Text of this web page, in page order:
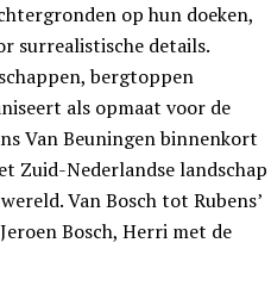
op hun doeken,
surrealistische details.
bergtoppen
als opmaat voor de
Van Beuningen binnenkort
Zuid-Nederlandse landschap
Van Bosch tot Rubens’
Bosch, Herri met de